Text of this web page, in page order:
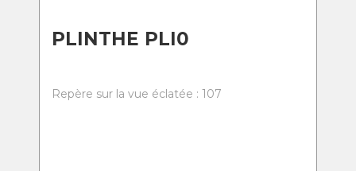
PLINTHE PLI0
Repère sur la vue éclatée : 107